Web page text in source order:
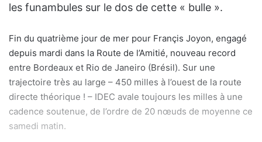
les funambules sur le dos de cette « bulle ».
Fin du quatrième jour de mer pour Françis Joyon, engagé
depuis mardi dans la Route de l’Amitié, nouveau record
entre Bordeaux et Rio de Janeiro (Brésil). Sur une
trajectoire très au large – 450 milles à l’ouest de la route
directe théorique ! – IDEC avale toujours les milles à une
cadence soutenue, de l’ordre de 20 nœuds de moyenne ce
samedi matin.